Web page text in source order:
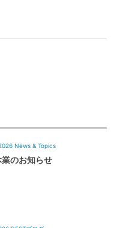
News & Topics
のお知らせ